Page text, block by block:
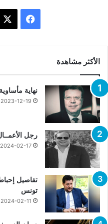
فيسبوك
الأكثر مشاهدة
نهاية
2023-12-19
رجل
2024-02-17
تفاصيل
تونس
2024-02-11